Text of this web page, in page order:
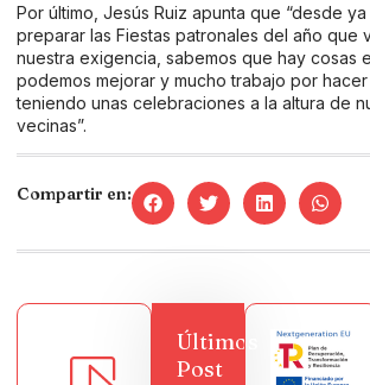
Por último, Jesús Ruiz apunta que “desde
preparar las Fiestas patronales del año que
nuestra exigencia, sabemos que hay cosas
podemos mejorar y mucho trabajo por
teniendo unas celebraciones a la altura de
vecinas”.
Compartir en:
Últimos
Post